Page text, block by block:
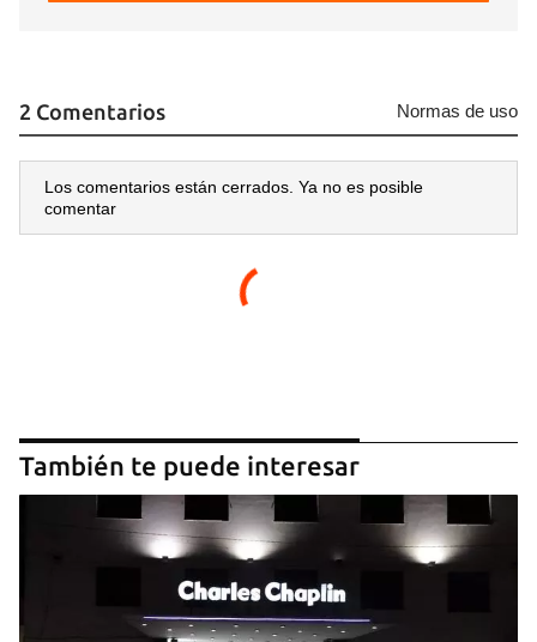
iniciar sesión con tu cuenta de 14ymedio.
INICIAR SESIÓN CANCELAR
2 Comentarios Normas de uso
Los comentarios están cerrados. Ya no es posible
comentar
También te puede interesar